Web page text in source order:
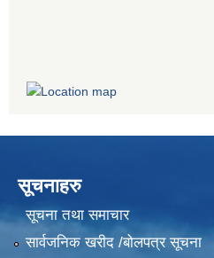
सूचनाहरु
सूचना तथा समाचार
सार्वजनिक खरीद /बोलपत्र सूचना